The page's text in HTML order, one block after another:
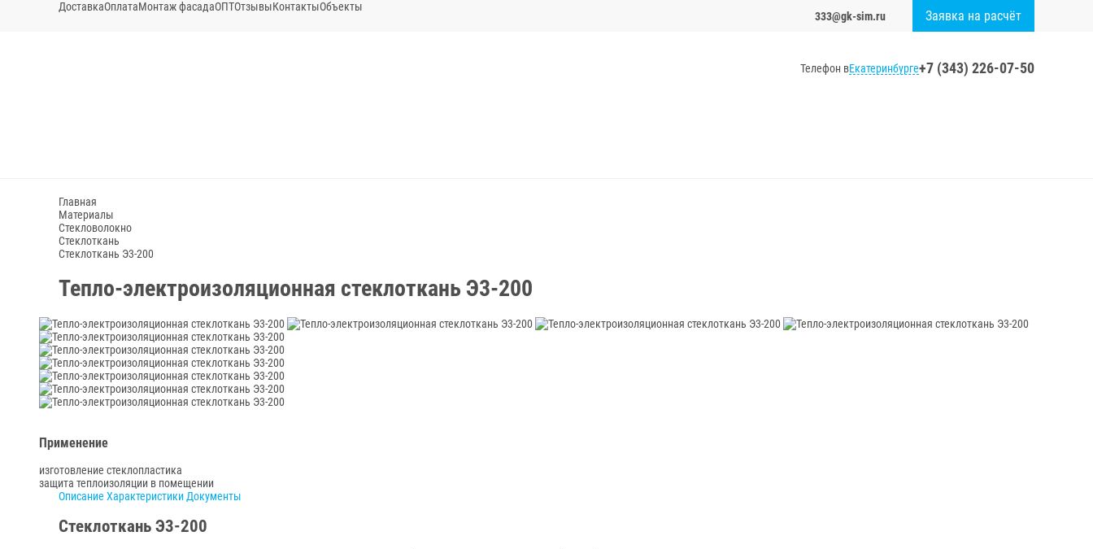
ДоставкаОплатаМонтаж фасадаОПТОтзывыКонтактыОбъекты
333@gk-sim.ru Заявка на расчёт
Телефон вЕкатеринбурге+7 (343) 226-07-50
Главная
Материалы
Стекловолокно
Стеклоткань
Стеклоткань Э3-200
Тепло-электроизоляционная стеклоткань Э3-200
Применение
изготовление стеклопластика
защита теплоизоляции в помещении
Описание Характеристики Документы
Стеклоткань Э3-200